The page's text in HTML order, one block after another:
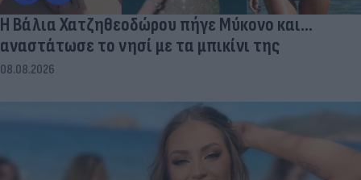
Η Βάλια Χατζηθεοδώρου πήγε Μύκονο και...
αναστάτωσε το νησί με τα μπικίνι της
08.08.2026